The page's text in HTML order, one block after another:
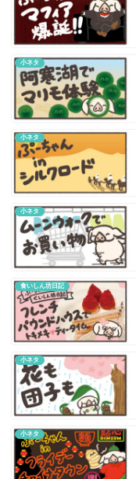
小ネタ
小ネタ
小ネタ
食いしん坊日記
小ネタ
小ネタ